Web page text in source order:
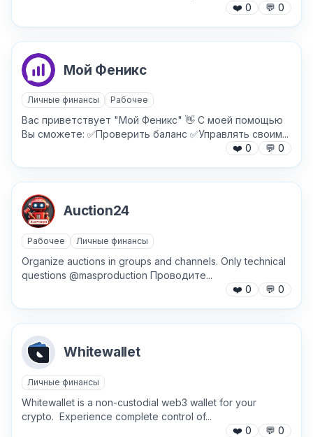
Причина жалобы*
Текст обращения (необязательно)
❤️ 0 💬 0
Мой Феникс
Личные финансы Рабочее
Вас приветствует "Мой Феникс" 👋 С моей помощью
Вы сможете: ✅Проверить баланс ✅Управлять своим...
❤️ 0 💬 0
Auction24
Рабочее Личные финансы
Organize auctions in groups and channels. Only technical
questions @masproduction Проводите...
❤️ 0 💬 0
Whitewallet
Личные финансы
Whitewallet is a non-custodial web3 wallet for your
crypto. Experience complete control of...
❤️ 0 💬 0